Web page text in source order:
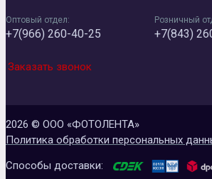
Оптовый отдел:
+7(966) 260-40-25
Розничный
+7(843)
Заказать звонок
2026 © ООО «ФОТОЛЕНТА»
Политика обработки персональных
Способы доставки: